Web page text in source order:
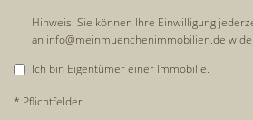
Hinweis: Sie können Ihre Einwilligung
an info@meinmuenchenimmobilien.de
Ich bin Eigentümer einer Immobilie.
* Pflichtfelder